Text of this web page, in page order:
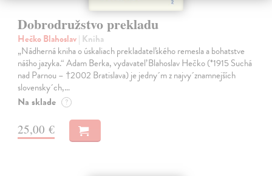
Dobrodružstvo prekladu
Hečko Blahoslav| Kniha
„Nádherná kniha o úskaliach prekladateľského remesla a bohatstve
nášho jazyka.“ Adam Berka, vydavateľ Blahoslav Hečko (*1915 Suchá
nad Parnou – †2002 Bratislava) je jedny´m z najvy´znamnejších
slovensky´ch,…
Na sklade ?
25,00 €